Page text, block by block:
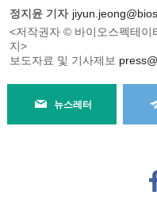
정지윤 기자
<저작권자 © 바이오스펙테이
지>
보도자료 및 기사제보
뉴스레터
이